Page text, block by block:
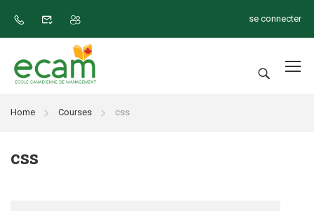
se connecter
Home Courses css
css